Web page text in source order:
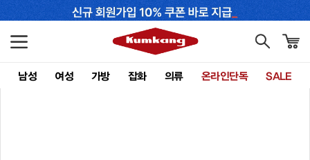
남성 여성 가방 잡화 의류 온라인단독 SALE